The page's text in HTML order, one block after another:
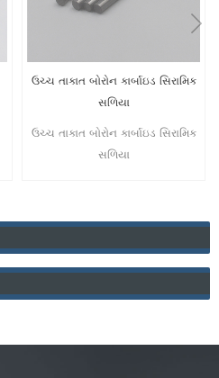
ઉચ્ચ તાકાત બોરોન કાર્બાઇડ સિરામિક
સળિયા
ઉચ્ચ તાકાત બોરોન કાર્બાઇડ સિરામિક
સળિયા